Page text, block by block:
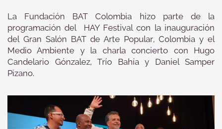
La Fundación BAT Colombia hizo parte de la
programación del HAY Festival con la inauguración
del Gran Salón BAT de Arte Popular, Colombia y el
Medio Ambiente y la charla concierto con Hugo
Candelario Gónzalez, Trío Bahía y Daniel Samper
Pizano.
Next